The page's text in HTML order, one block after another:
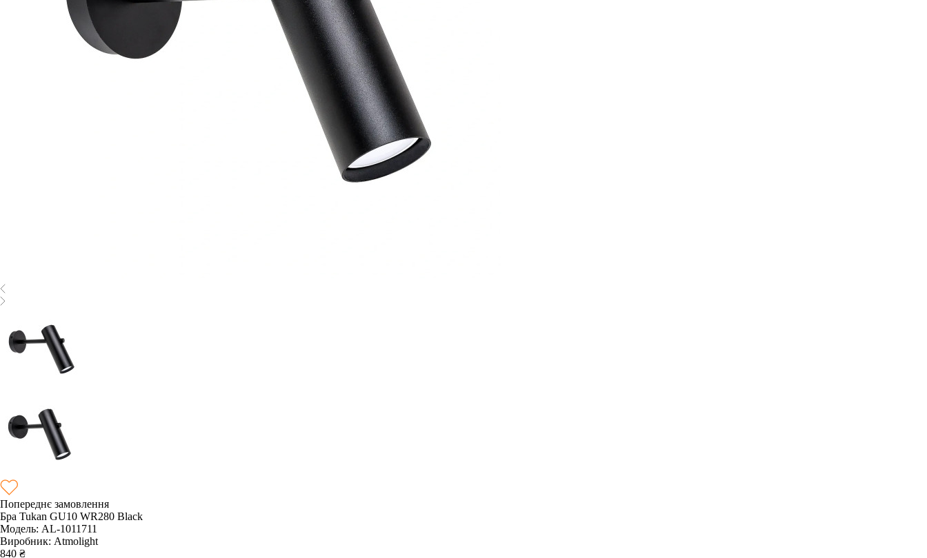
Попереднє замовлення
Бра Tukan GU10 WR280 Black
Модель: AL-1011711
Виробник: Atmolight
840 ₴